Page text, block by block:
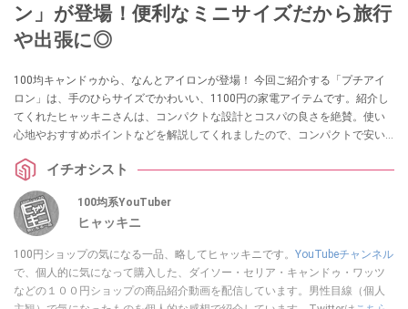
ン」が登場！便利なミニサイズだから旅行
や出張に◎
100均キャンドゥから、なんとアイロンが登場！ 今回ご紹介する「プチアイ
ロン」は、手のひらサイズでかわいい、1100円の家電アイテムです。紹介し
てくれたヒャッキニさんは、コンパクトな設計とコスパの良さを絶賛。使い
心地やおすすめポイントなどを解説してくれましたので、コンパクトで安い
イチオシスト
100均系YouTuber
ヒャッキニ
100円ショップの気になる一品、略してヒャッキニです。 YouTubeチャンネル
で、個人的に気になって購入した、ダイソー・セリア・キャンドゥ・ワッツ
などの１００円ショップの商品紹介動画を配信しています。男性目線（個人